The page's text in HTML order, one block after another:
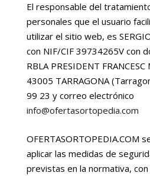
El responsable del
personales que el usuario
utilizar el sitio web, es
con NIF/CIF 39734265V con
RBLA PRESIDENT
43005 TARRAGONA
99 23 y correo electrónico
info@ofertasortopedia.com
OFERTASORTOPEDIA.COM
aplicar las medidas de
previstas en la normativa,